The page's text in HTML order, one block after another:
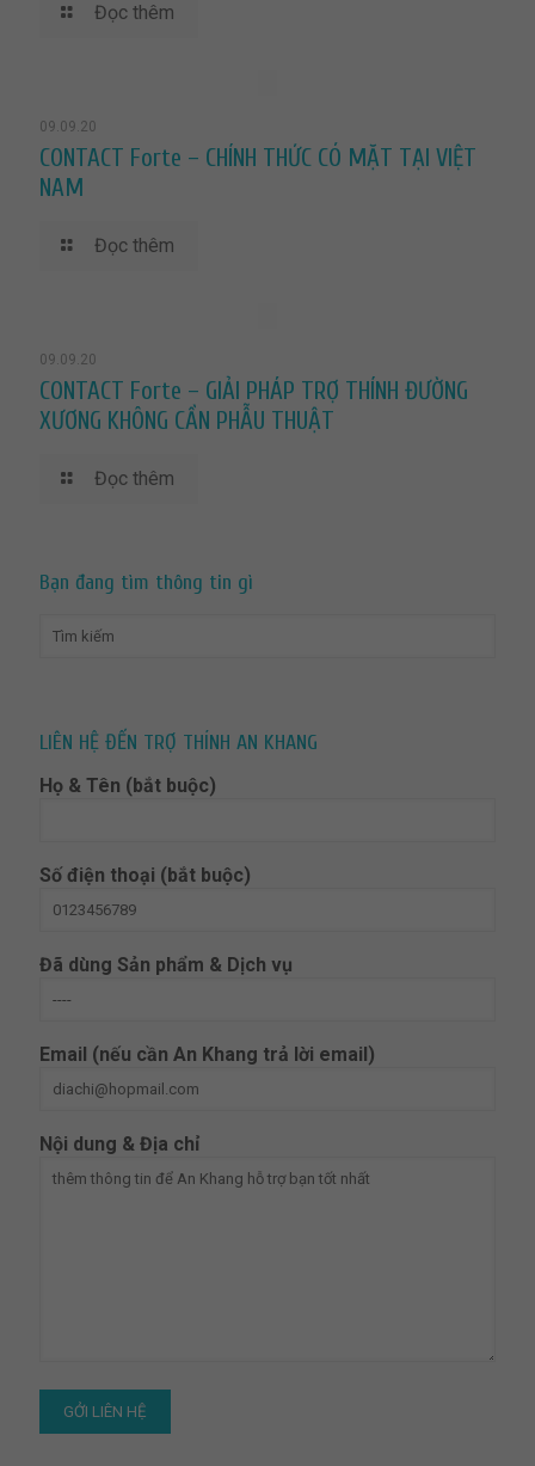
Đọc thêm
09.09.20
CONTACT Forte – CHÍNH THỨC CÓ MẶT TẠI VIỆT
NAM
Đọc thêm
09.09.20
CONTACT Forte – GIẢI PHÁP TRỢ THÍNH ĐƯỜNG
XƯƠNG KHÔNG CẦN PHẪU THUẬT
Đọc thêm
Bạn đang tìm thông tin gì
LIÊN HỆ ĐẾN TRỢ THÍNH AN KHANG
Họ & Tên (bắt buộc)
Số điện thoại (bắt buộc)
Đã dùng Sản phẩm & Dịch vụ
Email (nếu cần An Khang trả lời email)
Nội dung & Địa chỉ